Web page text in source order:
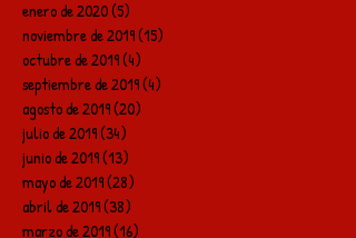
enero de 2020(5)
noviembre de 2019(15)
octubre de 2019(4)
septiembre de 2019(4)
agosto de 2019(20)
julio de 2019(34)
junio de 2019(13)
mayo de 2019(28)
abril de 2019(38)
marzo de 2019(16)